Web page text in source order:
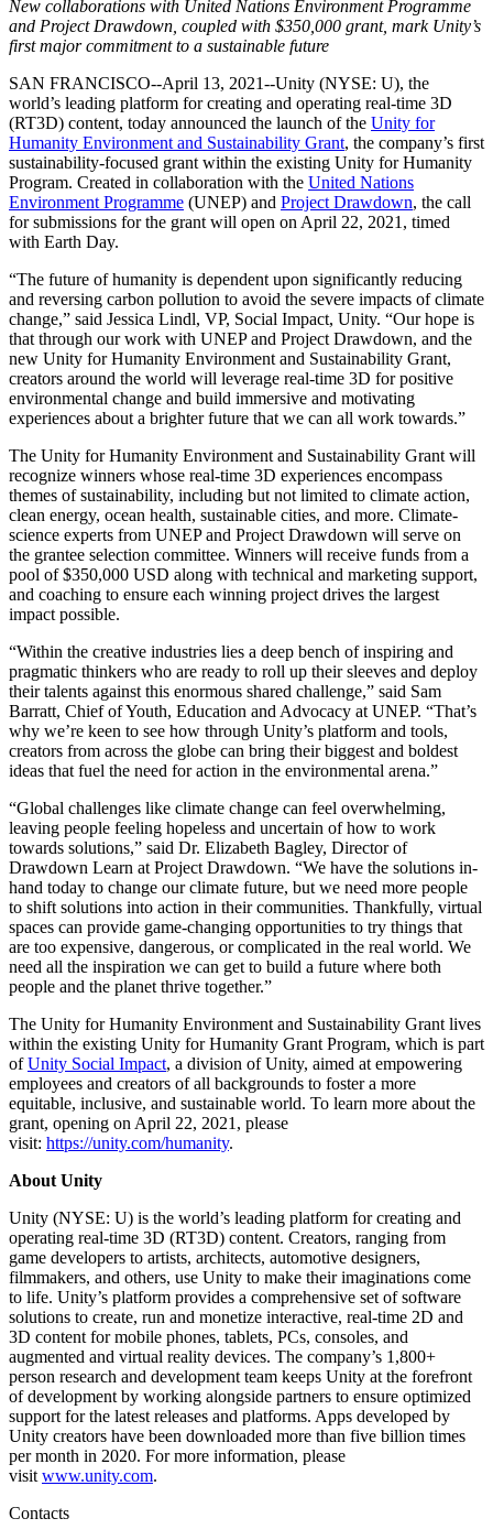
LiveOps
Wachsen Sie
Nutzerakquisition
Entdecken Sie und gewinnen Sie mobile Benutzer
In-App-Käufe
IAP Management über Filialen und D2C hinweg
Verbinden Sie Spieler mit den richtigen Spielen
Werben mit Unity
Monetarisieren mit Unity
Anwendungsfälle
Mobile Spiele
Mobile Hits mit Unity erstellen und wachsen lassen
Große Spiele mit kleinen Teams veröffentlichen
XR-Spiele
XR-Spiele plattformübergreifend starten
Multiplayer-Spiele
Vereinfachte Entwicklung von Multiplayer-Spielen
Einzelhandel
Automobilindustrie
Innovation und Erlebnisse im Auto fördern
Alle Branchen anzeigen
Einblicke
Erfolgsgeschichten aus der Praxis
Best-Practice-Leitfäden
Experten Tipps und Tricks
Demos
Demos, Beispiele und Bausteine
Alle Ressourcen
Blog
Aktualisierungen, Informationen und technische Tipps
Neuigkeiten
Nachrichten, Geschichten und Pressezentrum
Schließen Sie sich Entwicklern, Kreativen und Insidern an
Feier der Unity-Schöpfer weltweit
Anleitungen
Bildung
Für Studierende
Starten Sie Ihre Karriere
Für Lehrkräfte
Optimieren Sie Ihr Lehren
Bringen Sie die Kraft von Unity in Ihre Institution
Zertifizierungen
Beweisen Sie Ihre Unity-Meisterschaft
New collaborations with United Nations Environment Programme
and Project Drawdown, coupled with $350,000 grant, mark Unity’s
first major commitment to a sustainable future
SAN FRANCISCO--April 13, 2021--Unity (NYSE: U), the
world’s leading platform for creating and operating real-time 3D
(RT3D) content, today announced the launch of the Unity for
Humanity Environment and Sustainability Grant, the company’s first
sustainability-focused grant within the existing Unity for Humanity
Program. Created in collaboration with the United Nations
Environment Programme (UNEP) and Project Drawdown, the call
for submissions for the grant will open on April 22, 2021, timed
with Earth Day.
“The future of humanity is dependent upon significantly reducing
and reversing carbon pollution to avoid the severe impacts of climate
change,” said Jessica Lindl, VP, Social Impact, Unity. “Our hope is
that through our work with UNEP and Project Drawdown, and the
new Unity for Humanity Environment and Sustainability Grant,
creators around the world will leverage real-time 3D for positive
environmental change and build immersive and motivating
experiences about a brighter future that we can all work towards.”
The Unity for Humanity Environment and Sustainability Grant will
recognize winners whose real-time 3D experiences encompass
themes of sustainability, including but not limited to climate action,
clean energy, ocean health, sustainable cities, and more. Climate-
science experts from UNEP and Project Drawdown will serve on
the grantee selection committee. Winners will receive funds from a
pool of $350,000 USD along with technical and marketing support,
and coaching to ensure each winning project drives the largest
impact possible.
“Within the creative industries lies a deep bench of inspiring and
pragmatic thinkers who are ready to roll up their sleeves and deploy
their talents against this enormous shared challenge,” said Sam
Barratt, Chief of Youth, Education and Advocacy at UNEP. “That’s
why we’re keen to see how through Unity’s platform and tools,
creators from across the globe can bring their biggest and boldest
ideas that fuel the need for action in the environmental arena.”
“Global challenges like climate change can feel overwhelming,
leaving people feeling hopeless and uncertain of how to work
towards solutions,” said Dr. Elizabeth Bagley, Director of
Drawdown Learn at Project Drawdown. “We have the solutions in-
hand today to change our climate future, but we need more people
to shift solutions into action in their communities. Thankfully, virtual
spaces can provide game-changing opportunities to try things that
are too expensive, dangerous, or complicated in the real world. We
need all the inspiration we can get to build a future where both
people and the planet thrive together.”
The Unity for Humanity Environment and Sustainability Grant lives
within the existing Unity for Humanity Grant Program, which is part
ofUnity Social Impact, a division of Unity, aimed at empowering
employees and creators of all backgrounds to foster a more
equitable, inclusive, and sustainable world. To learn more about the
grant, opening on April 22, 2021, please
visit: https://unity.com/humanity.
About Unity
Unity (NYSE: U) is the world’s leading platform for creating and
operating real-time 3D (RT3D) content. Creators, ranging from
game developers to artists, architects, automotive designers,
filmmakers, and others, use Unity to make their imaginations come
to life. Unity’s platform provides a comprehensive set of software
solutions to create, run and monetize interactive, real-time 2D and
3D content for mobile phones, tablets, PCs, consoles, and
augmented and virtual reality devices. The company’s 1,800+
person research and development team keeps Unity at the forefront
of development by working alongside partners to ensure optimized
support for the latest releases and platforms. Apps developed by
Unity creators have been downloaded more than five billion times
per month in 2020. For more information, please
visit www.unity.com.
Contacts